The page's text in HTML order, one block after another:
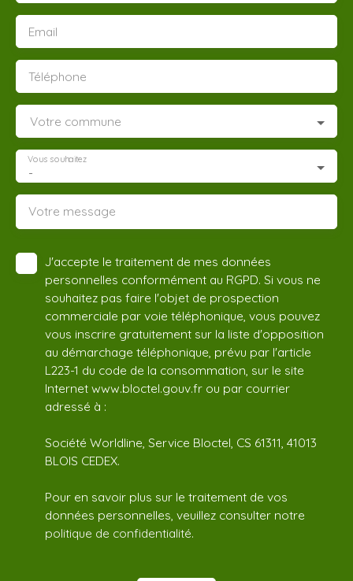
Email
Téléphone
Votre commune
-
Vous souhaitez
Votre message
J'accepte le traitement de mes données
personnelles conformément au RGPD. Si vous ne
souhaitez pas faire l'objet de prospection
commerciale par voie téléphonique, vous pouvez
vous inscrire gratuitement sur la liste d'opposition
au démarchage téléphonique, prévu par l'article
L223-1 du code de la consommation, sur le site
Internet www.bloctel.gouv.fr ou par courrier
adressé à :
Société Worldline, Service Bloctel, CS 61311, 41013
BLOIS CEDEX.
Pour en savoir plus sur le traitement de vos
données personnelles, veuillez consulter notre
politique de confidentialité.